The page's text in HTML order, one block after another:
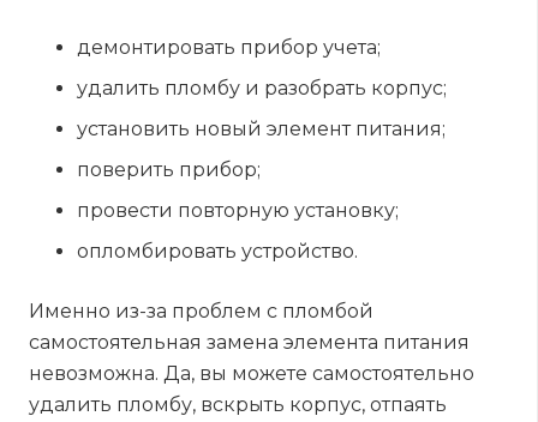
демонтировать прибор учета;
удалить пломбу и разобрать корпус;
установить новый элемент питания;
поверить прибор;
провести повторную установку;
опломбировать устройство.
Именно из-за проблем с пломбой
самостоятельная замена элемента питания
невозможна. Да, вы можете самостоятельно
удалить пломбу, вскрыть корпус, отпаять